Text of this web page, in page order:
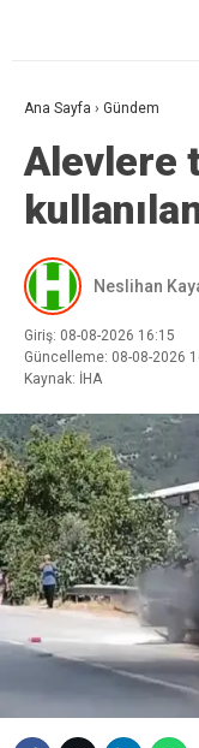
Ana Sayfa › Gündem
Alevlere
Neslihan
Giriş: 08-08-2026 16:15
Güncelleme: 08-08-2026
Kaynak: İHA